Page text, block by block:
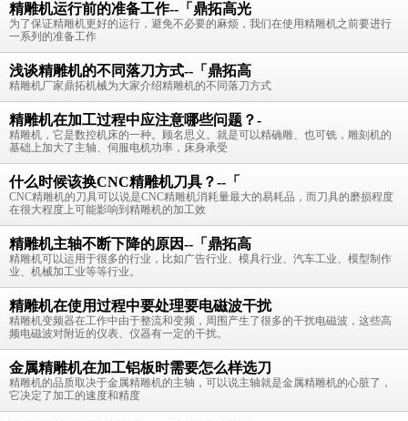
精雕机运行前的准备工作--「鼎拓高光
为了保证精雕机更好的运行，避免不必要的麻烦，我们在使用精雕机之前要进行
一系列的准备工作
浅谈精雕机的不同落刀方式--「鼎拓高
精雕机厂家鼎拓机械为大家介绍精雕机的不同落刀方式
精雕机在加工过程中应注意哪些问题？-
精雕机，它是数控机床的一种。顾名思义。就是可以精确雕、也可铣，雕刻机的
基础上加大了主轴、伺服电机功率，床身承受
什么时候该换CNC精雕机刀具？--「
CNC精雕机的刀具可以说是CNC精雕机消耗量最大的易耗品，而刀具的磨损程度
在很大程度上可能影响到精雕机的加工效
精雕机主轴不断下降的原因--「鼎拓高
精雕机可以运用于很多的行业，比如广告行业、模具行业、汽车工业、模型制作
业、机械加工业等等行业。
精雕机在使用过程中要处理要电磁波干扰
精雕机变频器在工作中由于整流和变频，周围产生了很多的干扰电磁波，这些高
频电磁波对附近的仪表、仪器有一定的干扰。
金属精雕机在加工铝板时需要怎么样选刀
精雕机的品质取决于金属精雕机的主轴，可以说主轴就是金属精雕机的心脏了，
它决定了加工的速度和精度